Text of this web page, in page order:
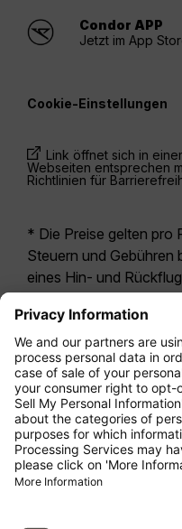
Condor APP
Jetzt im App
Cookie-Einstellungen
Link öffnet sich in
Webseiten entsprechen
Richtlinien für
* Die Preise gelten pro
Steuern und Gebühren
eines Hin- und
möglicherweise nicht
Economy Class
sich i.d.R. um
Tarifoption. Es können
fürAufgabegepäck
Leistungen anfallen.